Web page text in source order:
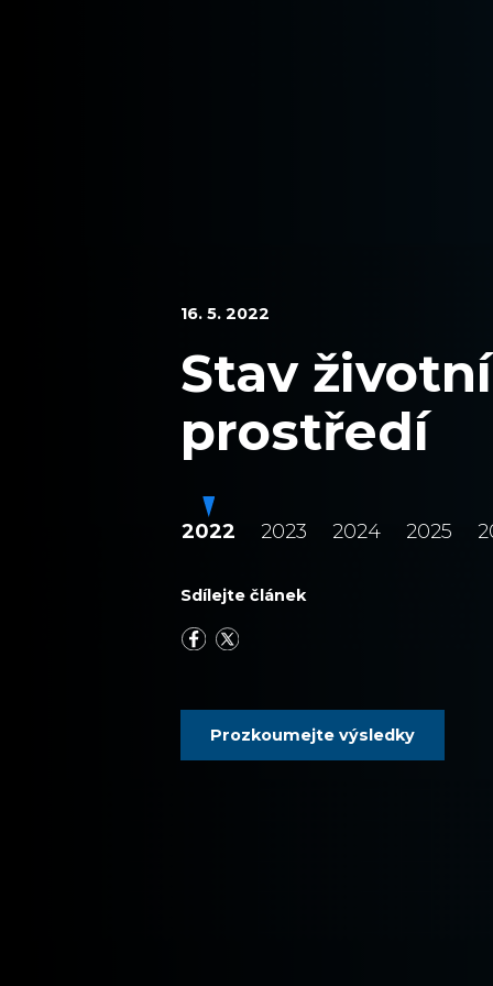
16. 5. 2022
Stav
prostředí
2022 2023 2024 2025
Sdílejte článek
Prozkoumejte výsledky